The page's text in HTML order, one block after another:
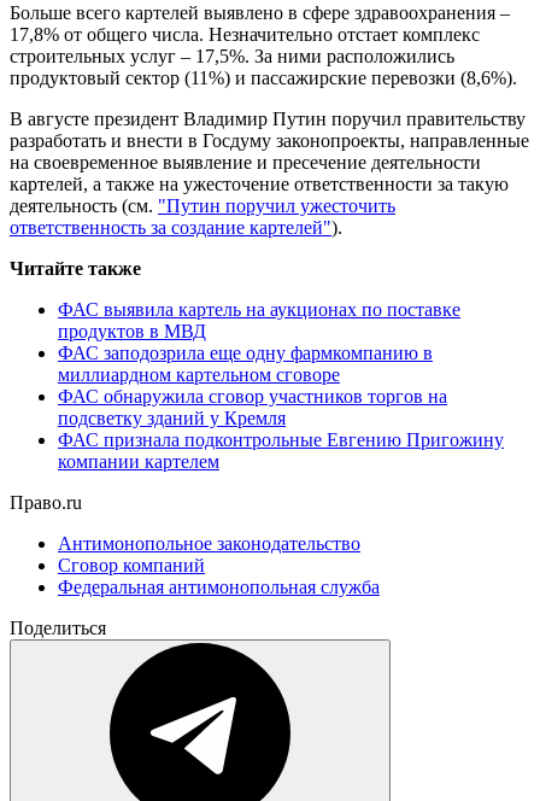
Больше всего картелей выявлено в сфере здравоохранения –
17,8% от общего числа. Незначительно отстает комплекс
строительных услуг – 17,5%. За ними расположились
продуктовый сектор (11%) и пассажирские перевозки (8,6%).
В августе президент Владимир Путин поручил правительству
разработать и внести в Госдуму законопроекты, направленные
на своевременное выявление и пресечение деятельности
картелей, а также на ужесточение ответственности за такую
деятельность (см. "Путин поручил ужесточить
ответственность за создание картелей").
Читайте также
ФАС выявила картель на аукционах по поставке
продуктов в МВД
ФАС заподозрила еще одну фармкомпанию в
миллиардном картельном сговоре
ФАС обнаружила сговор участников торгов на
подсветку зданий у Кремля
ФАС признала подконтрольные Евгению Пригожину
компании картелем
Право.ru
Антимонопольное законодательство
Сговор компаний
Федеральная антимонопольная служба
Поделиться